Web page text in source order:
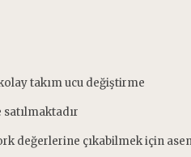
takım ucu değiştirme
değerlerine çıkabilmek için